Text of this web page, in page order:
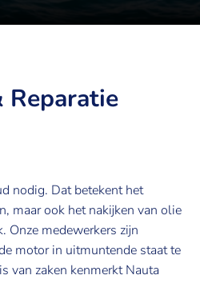
Reparatie
nodig. Dat betekent het
maar ook het nakijken van olie
Onze medewerkers zijn
motor in uitmuntende staat te
van zaken kenmerkt Nauta